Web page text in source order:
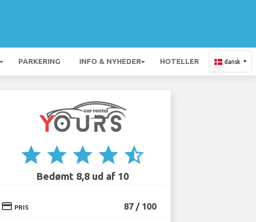
PARKERING INFO & NYHEDER HOTELLER dansk
star star star star star_half
Bedømt 8,8 ud af 10
credit_card PRIS 87 / 100